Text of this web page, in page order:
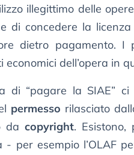
illegittimo delle
di concedere la
dietro pagamento. I
dell’opera in
di “pagare la SIAE”
permesso rilasciato
da copyright. Esistono,
per esempio l’OLAF